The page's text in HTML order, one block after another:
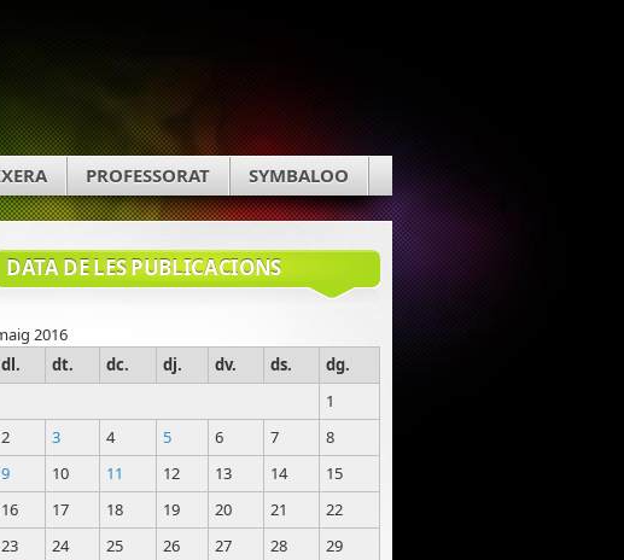
PROFESSORAT SYMBALOO
DATA DE LES PUBLICACIONS
2016
dl.
dt. dc. dj. dv. ds. dg.
1
2
3 4 5 6 7
8
9
10 11 12 13 14
15
16
17 18 19 20 21
22
23
24 25 26 27 28
29